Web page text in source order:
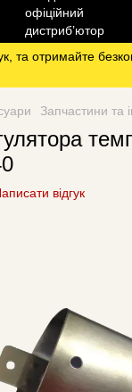
та отримайте
Запчастини та
відгук